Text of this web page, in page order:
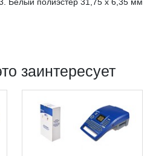
Белый полиэстер 31,75 х 6,35 мм
заинтересует